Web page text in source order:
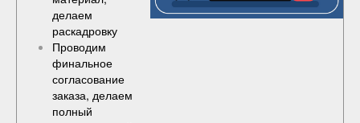
делаем
раскадровку
Проводим
финальное
согласование
заказа, делаем
полный